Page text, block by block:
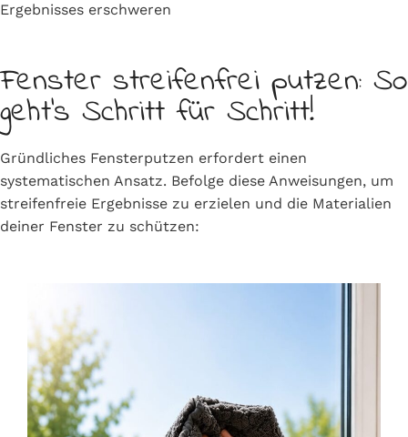
Ergebnisses erschweren
Fenster streifenfrei putzen: So
geht's Schritt für Schritt!
Gründliches Fensterputzen erfordert einen
systematischen Ansatz. Befolge diese Anweisungen, um
streifenfreie Ergebnisse zu erzielen und die Materialien
deiner Fenster zu schützen: